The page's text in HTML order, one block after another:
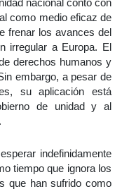
nacional contó con
como medio eficaz de
frenar los avances del
irregular a Europa. El
derechos humanos y
embargo, a pesar de
su aplicación está
de unidad y al
indefinidamente
tiempo que ignora los
que han sufrido como